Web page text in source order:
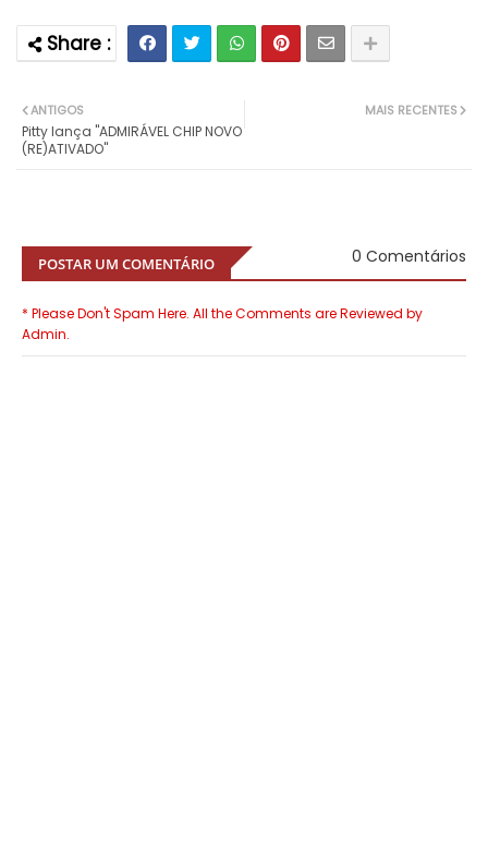
MAIS RECENTES
ANTIGOS
Pitty lança "ADMIRÁVEL CHIP NOVO
(RE)ATIVADO"
POSTAR UM COMENTÁRIO 0 Comentários
* Please Don't Spam Here. All the Comments are Reviewed by
Admin.